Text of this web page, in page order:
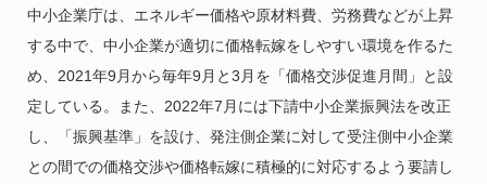
中小企業庁は、エネルギー価格や原材料費、労務費などが上昇
する中で、中小企業が適切に価格転嫁をしやすい環境を作るた
め、2021年9月から毎年9月と3月を「価格交渉促進月間」と設
定している。また、2022年7月には下請中小企業振興法を改正
し、「振興基準」を設け、発注側企業に対して受注側中小企業
との間での価格交渉や価格転嫁に積極的に対応するよう要請し